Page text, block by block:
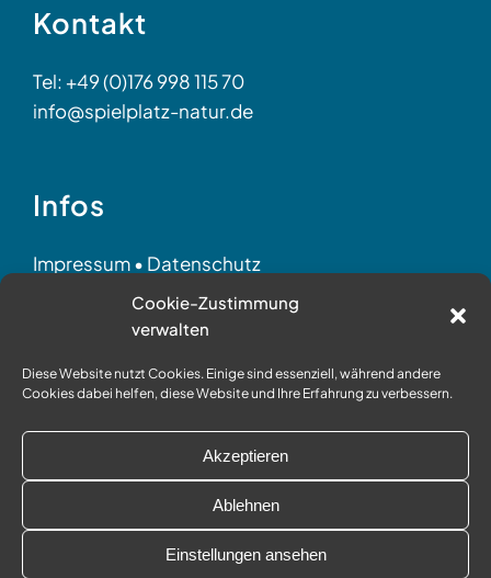
Cookie-Zustimmung
verwalten
Diese Website nutzt Cookies. Einige sind essenziell, während andere
Cookies dabei helfen, diese Website und Ihre Erfahrung zu verbessern.
Akzeptieren
Ablehnen
Einstellungen ansehen
Kontakt
Tel: +49 (0)176 998 115 70
info@spielplatz-natur.de
Infos
Impressum• Datenschutz
Partner • © Held
Social Media